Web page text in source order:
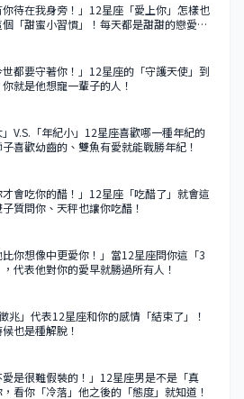
你待在我身旁！」12星座「愛上你」怎樣也
「甜蜜小習慣」！每天都是甜甜的戀愛情
世都要守著你！」12星座的「守護天使」到
就是他想寵一輩子的人！
」V.S.「年紀小」12星座喜歡哪一種年紀的
喜歡幼齒的、雙魚有愛就能戰勝年紀！
才會吃你的醋！」12星座「吃醋了」就會這
質問你、天秤也讓你吃醋！
比你想像中更愛你！」當12星座問你這「3
代表他對你的愛早就勝過所有人！
兆」代表12星座和你的感情「結束了」！
也是種解脫！
愛是很難假裝的！」12星座男是不是「真
看你「冷落」他之後的「態度」就知道！